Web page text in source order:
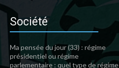
Société
Ma pensée du jour (33) : régime
présidentiel ou régime
parlementaire : quel type de régime